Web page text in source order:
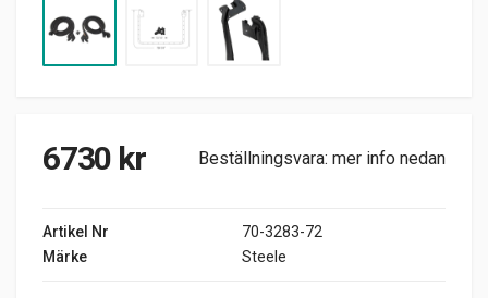
6730 kr Beställningsvara: mer info nedan
Artikel Nr
70-3283-72
Märke
Steele